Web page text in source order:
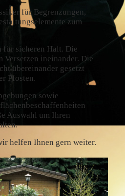
für Begrenzungen,
zum
für sicheren Halt. Die
ineinander. Die
übereinander gesetzt
Pfosten.
sowie
Auswahl um Ihren
helfen Ihnen gern weiter.